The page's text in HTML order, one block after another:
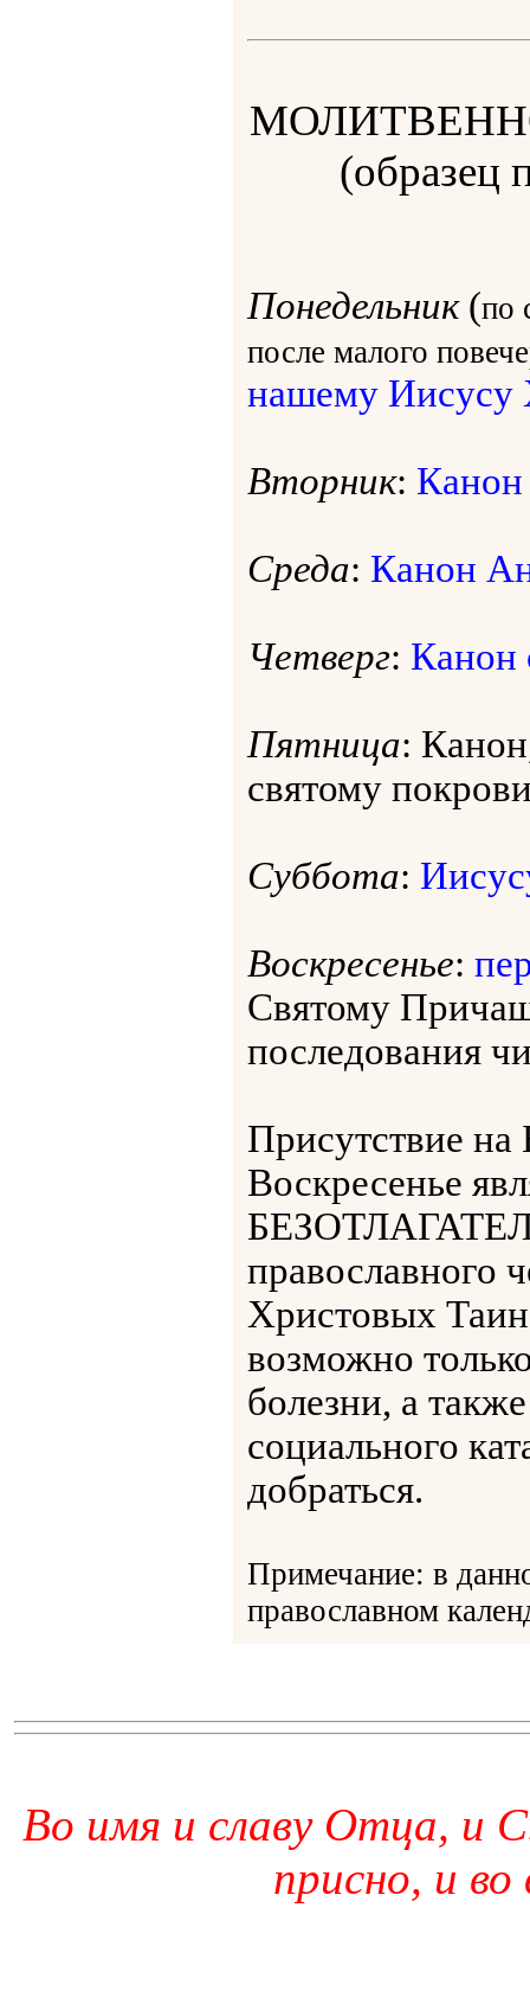
(образец
Понедельник(по
после малого
нашему Иисусу
Вторник: Канон
Среда: Канон
Четверг: Канон
Пятница:
святому
Суббота:
Воскресенье:
Святому
последования
Присутствие
Воскресенье
православного
Христовых
возможно
болезни, а
социального
добраться.
Примечание: в
православном
Во имя и славу Отца, и
присно, и во